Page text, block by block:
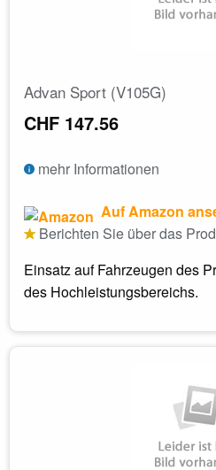
Advan Sport (V105G)
CHF 147.56
mehr Informationen
Auf Amazon
Berichten Sie über das
Einsatz auf Fahrzeugen des
des Hochleistungsbereichs.